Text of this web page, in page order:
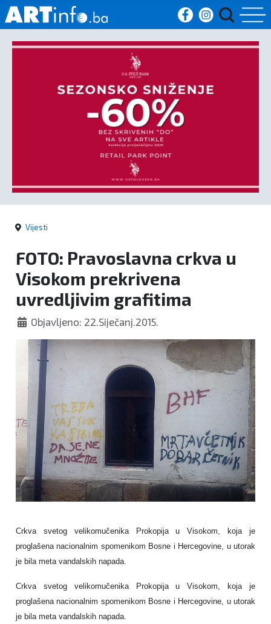
Početna
Vijesti
Crna
kronika
Politika
Zanimljivosti
Vijesti
FOTO: Pravoslavna crkva u
Visokom prekrivena
uvredljivim grafitima
Objavljeno: 22.Siječanj.2015.
Crkva svetog velikomučenika Prokopija u Visokom, koja je
proglašena nacionalnim spomenikom Bosne i Hercegovine, u utorak
je bila meta vandalskih napada.
Crkva svetog velikomučenika Prokopija u Visokom, koja je
proglašena nacionalnim spomenikom Bosne i Hercegovine, u utorak
je bila meta vandalskih napada.